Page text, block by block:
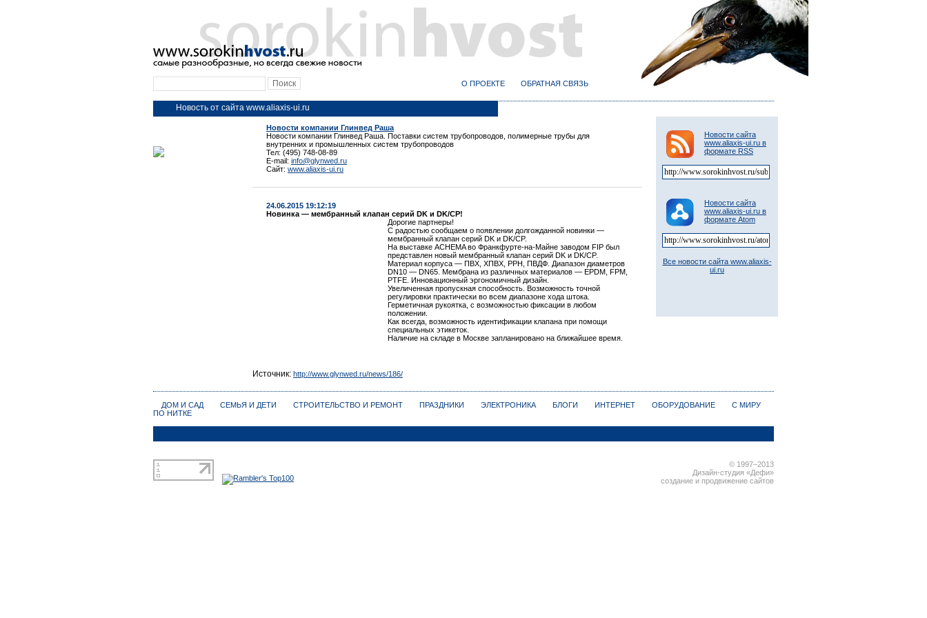
О ПРОЕКТЕ ОБРАТНАЯ СВЯЗЬ
Новость от сайта www.aliaxis-ui.ru
Новости компании Глинвед Раша
Новости компании Глинвед Раша. Поставки систем трубопроводов, полимерные трубы для
внутренних и промышленных систем трубопроводов
Тел: (495) 748-08-89
E-mail: info@glynwed.ru
Сайт: www.aliaxis-ui.ru
Новости сайта
www.aliaxis-ui.ru в
формате RSS
Новости сайта
www.aliaxis-ui.ru в
формате Atom
Все новости сайта www.aliaxis-
ui.ru
24.06.2015 19:12:19
Новинка — мембранный клапан серий DK и DK/CP!
Дорогие партнеры!
С радостью сообщаем о появлении долгожданной новинки —
мембранный клапан серий DK и DK/CP.
На выставке ACHEMA во Франкфурте-на-Майне заводом FIP был
представлен новый мембранный клапан серий DK и DK/CP.
Материал корпуса — ПВХ, ХПВХ, PPH, ПВДФ. Диапазон диаметров
DN10 — DN65. Мембрана из различных материалов — EPDM, FPM,
PTFE. Инновационный эргономичный дизайн.
Увеличенная пропускная способность. Возможность точной
регулировки практически во всем диапазоне хода штока.
Герметичная рукоятка, с возможностью фиксации в любом
положении.
Как всегда, возможность идентификации клапана при помощи
специальных этикеток.
Наличие на складе в Москве запланировано на ближайшее время.
Источник: http://www.glynwed.ru/news/186/
ДОМ И САД СЕМЬЯ И ДЕТИ СТРОИТЕЛЬСТВО И РЕМОНТ ПРАЗДНИКИ ЭЛЕКТРОНИКА БЛОГИ ИНТЕРНЕТ ОБОРУДОВАНИЕ
С МИРУ
ПО НИТКЕ
© 1997–2013
Дизайн-студия «Дефи»
создание и продвижение сайтов